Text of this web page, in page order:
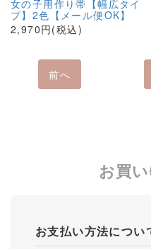
女の子用作り帯【幅広タイ
プ】2色【メール便OK】
2,970円(税込)
前へ
お買
お支払い方法につい